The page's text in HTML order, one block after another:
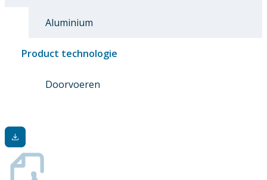
Aluminium
Product technologie
Doorvoeren